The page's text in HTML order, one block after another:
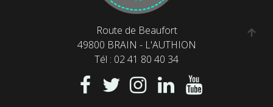
Route de Beaufort
49800 BRAIN - L'AUTHION
Tél : 02 41 80 40 34